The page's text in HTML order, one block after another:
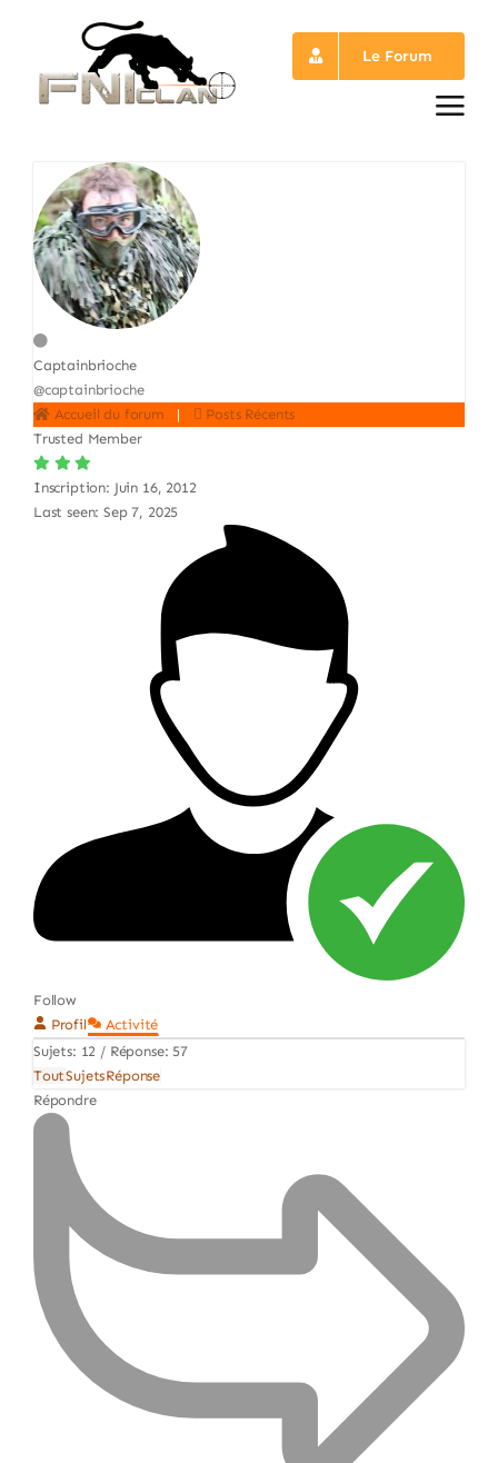
contenu
Le Forum
Captainbrioche
@captainbrioche
Accueil du forum |
Posts Récents
Trusted Member
Inscription: Juin 16, 2012
Last seen: Sep 7, 2025
Follow
Profil
Activité
Sujets: 12 / Réponse: 57
ToutSujetsRéponse
Répondre